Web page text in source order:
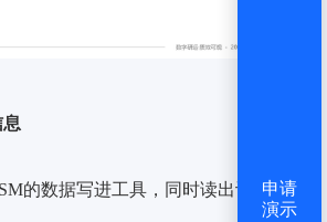
的数据写进工具，同时读出设备的
申请
演示